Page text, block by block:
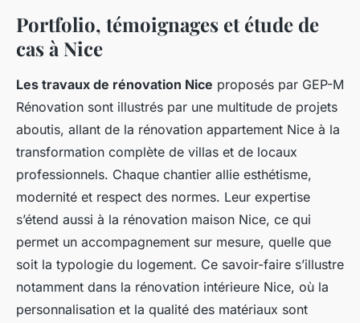
Portfolio, témoignages et étude de
cas à Nice
Les travaux de rénovation Nice proposés par GEP-M
Rénovation sont illustrés par une multitude de projets
aboutis, allant de la rénovation appartement Nice à la
transformation complète de villas et de locaux
professionnels. Chaque chantier allie esthétisme,
modernité et respect des normes. Leur expertise
s’étend aussi à la rénovation maison Nice, ce qui
permet un accompagnement sur mesure, quelle que
soit la typologie du logement. Ce savoir-faire s’illustre
notamment dans la rénovation intérieure Nice, où la
personnalisation et la qualité des matériaux sont